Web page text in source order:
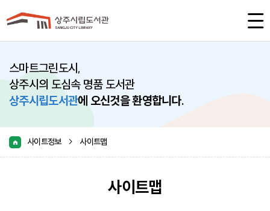
스마트그린도시,
상주시의 도심속 명품 도서관
상주시립도서관에 오신것을 환영합니다.
사이트정보 > 사이트맵
사이트맵